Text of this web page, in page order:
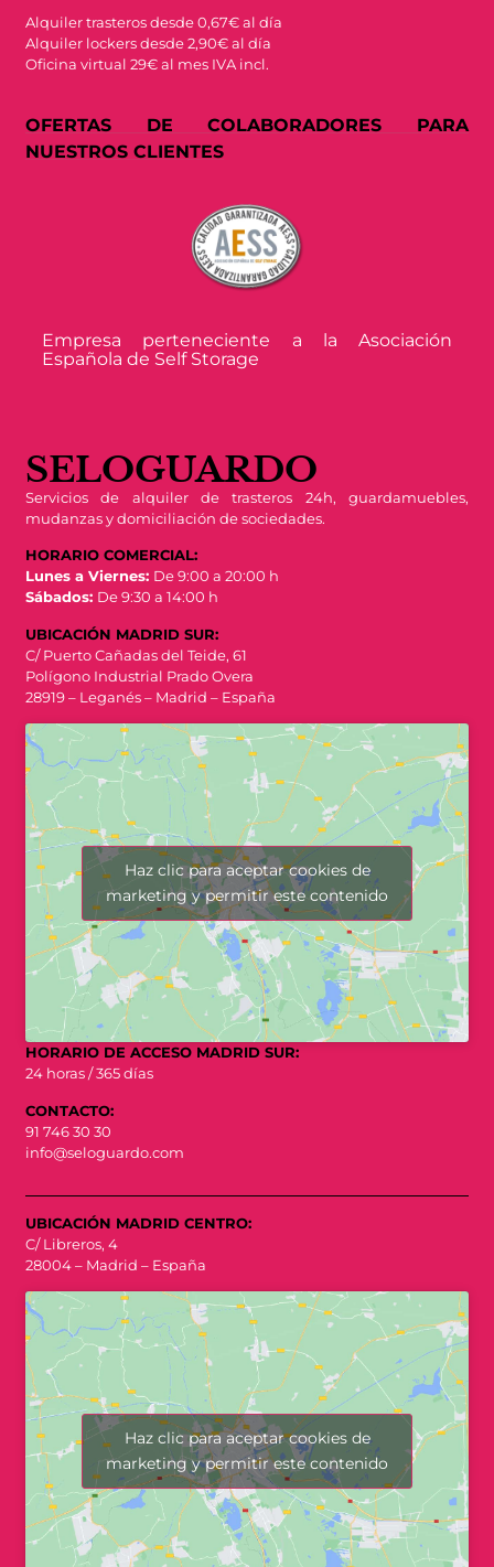
Alquiler trasteros desde 0,67€ al día
Alquiler lockers desde 2,90€ al día
Oficina virtual 29€ al mes IVA incl.
OFERTAS DE COLABORADORES PARA
NUESTROS CLIENTES
Empresa perteneciente a la Asociación
Española de Self Storage
SELOGUARDO
Servicios de alquiler de trasteros 24h, guardamuebles,
mudanzas y domiciliación de sociedades.
HORARIO COMERCIAL:
Lunes a Viernes: De 9:00 a 20:00 h
Sábados: De 9:30 a 14:00 h
UBICACIÓN MADRID SUR:
C/ Puerto Cañadas del Teide, 61
Polígono Industrial Prado Overa
28919 – Leganés – Madrid – España
Haz clic para aceptar cookies de
marketing y permitir este contenido
HORARIO DE ACCESO MADRID SUR:
24 horas / 365 días
CONTACTO:
91 746 30 30
info@seloguardo.com
UBICACIÓN MADRID CENTRO:
C/ Libreros, 4
28004 – Madrid – España
Haz clic para aceptar cookies de
marketing y permitir este contenido